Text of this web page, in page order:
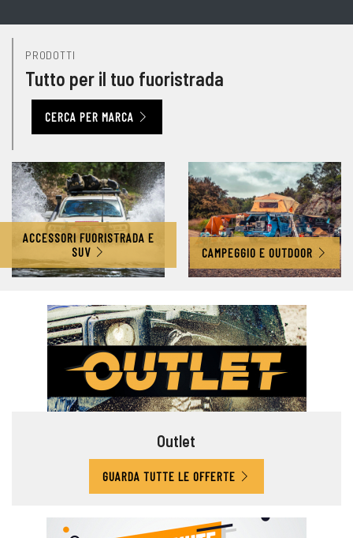
PRODOTTI
Tutto per il tuo fuoristrada
CERCA PER MARCA
ACCESSORI FUORISTRADA E
SUV
CAMPEGGIO E OUTDOOR
Outlet
GUARDA TUTTE LE OFFERTE